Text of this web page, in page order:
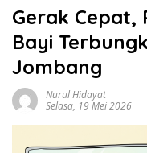
Gerak Cepat,
Bayi
Jombang
Nurul Hidayat
Selasa, 19 Mei 2026